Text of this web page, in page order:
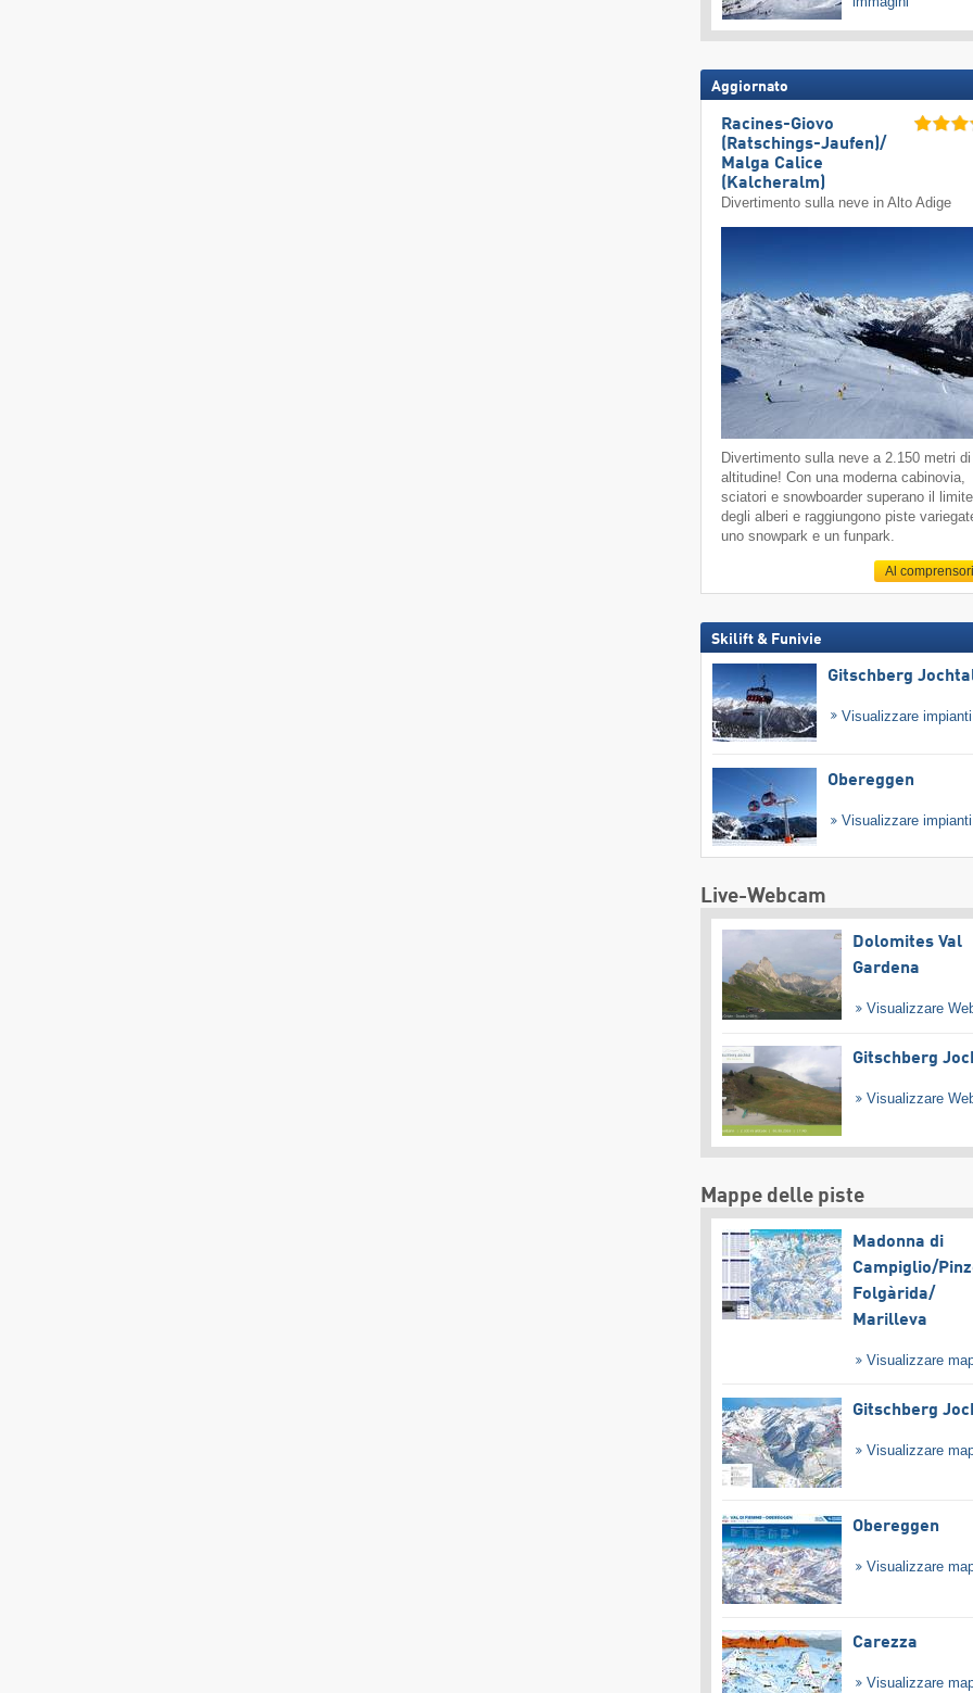
Aggiornato
Racines-Giovo
(Ratschings-Jaufen)/​
Malga Calice
(Kalcheralm)
Divertimento sulla neve in Alto Adige
Divertimento sulla neve a 2.150 metri di
altitudine! Con una moderna cabinovia,
sciatori e snowboarder superano il limite
degli alberi e raggiungono piste
uno snowpark e un funpark.
Al
Skilift & Funivie
Gitschberg
Visualizzare
Obereggen
Visualizzare
Live-Webcam
Dolomites Val
Gardena
Visualizzare
Gitschberg
Visualizzare
Mappe delle piste
Madonna di
Campiglio/​
Folgàrida/​
Marilleva
Visualizzare
Gitschberg
Visualizzare
Obereggen
Visualizzare
Carezza
Visualizzare